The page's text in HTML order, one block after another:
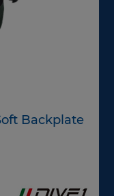
Backplate